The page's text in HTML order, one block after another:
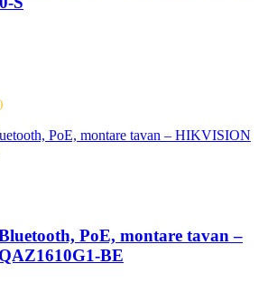
PoE, montare tavan –
BE